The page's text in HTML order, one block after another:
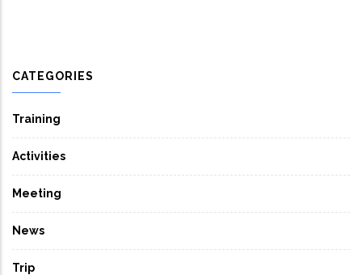
CATEGORIES
Training
Activities
Meeting
News
Trip